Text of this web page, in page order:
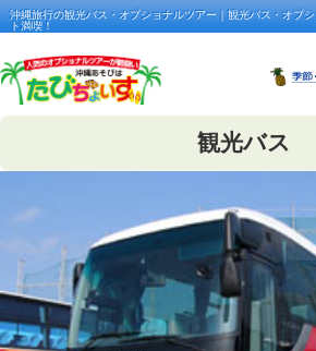
沖縄旅行の観光バス・オプショナルツアー｜観光バス・オプ
ト満喫！
観光バス